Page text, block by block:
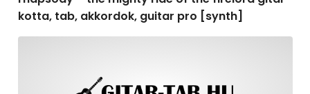
kotta, tab, akkordok, guitar pro [synth]